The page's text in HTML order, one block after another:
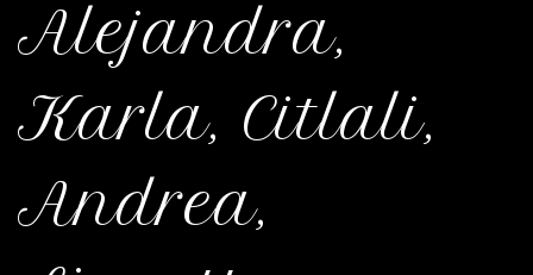
Alejandra,
Karla, Citlali,
Andrea,